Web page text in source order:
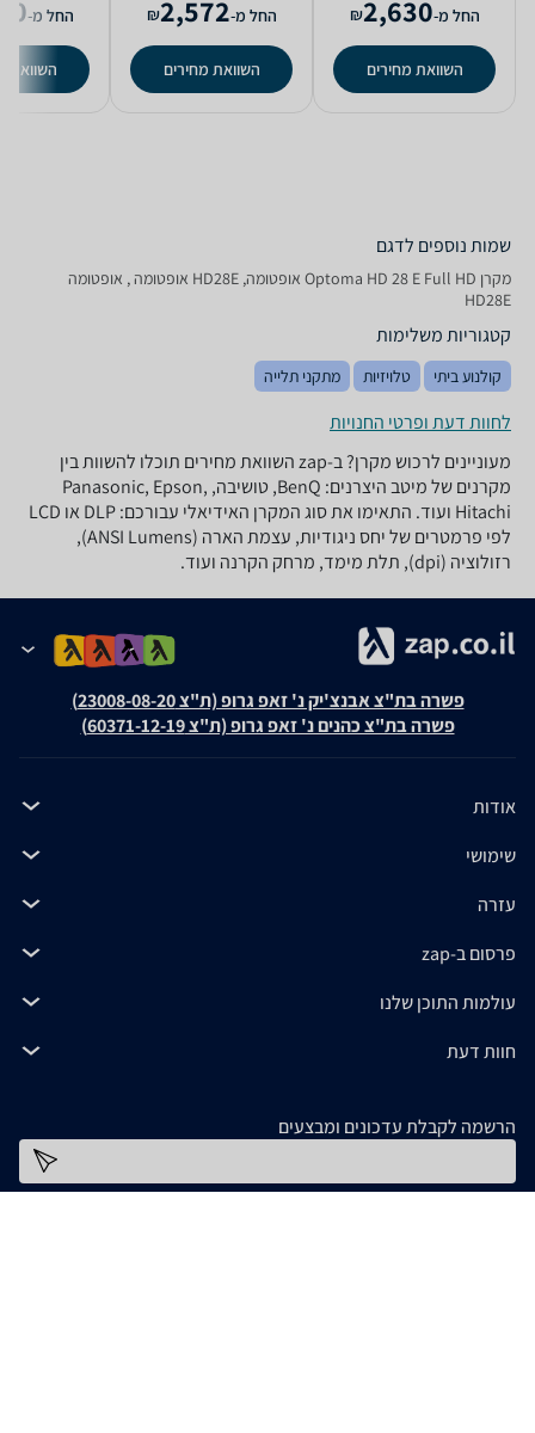
החל מ-2,630
₪
השוואת מחירים
החל מ-2,572
₪
השוואת מחירים
החל מ-
השוואת
שמות נוספים לדגם
מקרן Optoma HD 28 E Full HD אופטומה, HD28E אופטומה , אופטומה
HD28E
קטגוריות משלימות
קולנוע ביתי טלויזיות מתקני תלייה
לחוות דעת ופרטי החנויות
מעוניינים לרכוש מקרן? ב-zap השוואת מחירים תוכלו להשוות בין
מקרנים של מיטב היצרנים: BenQ, טושיבה, Panasonic, Epson,
Hitachi ועוד. התאימו את סוג המקרן האידיאלי עבורכם: DLP או LCD
לפי פרמטרים של יחס ניגודיות, עצמת הארה (ANSI Lumens),
רזולוציה (dpi), תלת מימד, מרחק הקרנה ועוד.
פשרה בת"צ אבנצ'יק נ' זאפ גרופ (ת"צ 23008-08-20)
פשרה בת"צ כהנים נ' זאפ גרופ (ת"צ 60371-12-19)
אודות
שימושי
עזרה
פרסום ב-zap
עולמות התוכן שלנו
חוות דעת
הרשמה לקבלת עדכונים ומבצעים